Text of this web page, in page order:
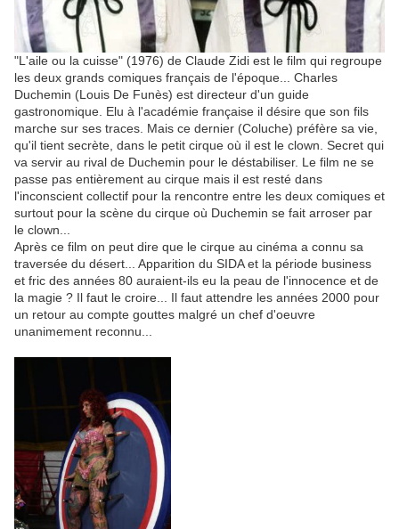
"L'aile ou la cuisse" (1976) de Claude Zidi est le film qui regroupe
les deux grands comiques français de l'époque... Charles
Duchemin (Louis De Funès) est directeur d'un guide
gastronomique. Elu à l'académie française il désire que son fils
marche sur ses traces. Mais ce dernier (Coluche) préfère sa vie,
qu'il tient secrète, dans le petit cirque où il est le clown. Secret qui
va servir au rival de Duchemin pour le déstabiliser. Le film ne se
passe pas entièrement au cirque mais il est resté dans
l'inconscient collectif pour la rencontre entre les deux comiques et
surtout pour la scène du cirque où Duchemin se fait arroser par
le clown...
Après ce film on peut dire que le cirque au cinéma a connu sa
traversée du désert... Apparition du SIDA et la période business
et fric des années 80 auraient-ils eu la peau de l'innocence et de
la magie ? Il faut le croire... Il faut attendre les années 2000 pour
un retour au compte gouttes malgré un chef d'oeuvre
unanimement reconnu...